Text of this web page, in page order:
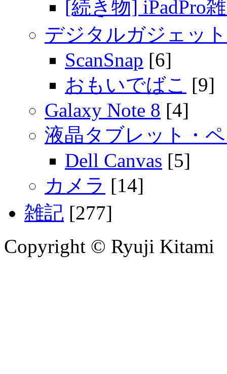
[続き物] iPadPro
デジタルガジェット
ScanSnap [6]
おもいでばこ [9]
Galaxy Note 8 [4]
液晶タブレット・
Dell Canvas [5]
カメラ [14]
雑記 [277]
Copyright © Ryuji Kitami